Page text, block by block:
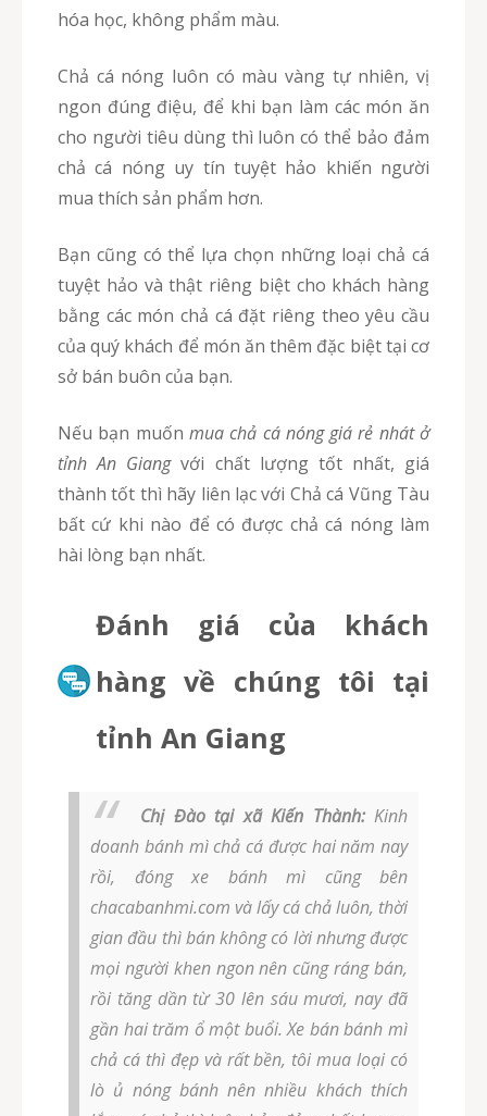
hóa học, không phẩm màu.
Chả cá nóng luôn có màu vàng tự nhiên, vị
ngon đúng điệu, để khi bạn làm các món ăn
cho người tiêu dùng thì luôn có thể bảo đảm
chả cá nóng uy tín tuyệt hảo khiến người
mua thích sản phẩm hơn.
Bạn cũng có thể lựa chọn những loại chả cá
tuyệt hảo và thật riêng biệt cho khách hàng
bằng các món chả cá đặt riêng theo yêu cầu
của quý khách để món ăn thêm đặc biệt tại cơ
sở bán buôn của bạn.
Nếu bạn muốn mua chả cá nóng giá rẻ nhát ở
tỉnh An Giangvới chất lượng tốt nhất, giá
thành tốt thì hãy liên lạc với Chả cá Vũng Tàu
bất cứ khi nào để có được chả cá nóng làm
hài lòng bạn nhất.
Đánh giá của khách
hàng về chúng tôi tại
tỉnh An Giang
Chị Đào tại xã Kiến Thành:Kinh
doanh bánh mì chả cá được hai năm nay
rồi, đóng xe bánh mì cũng bên
chacabanhmi.com và lấy cá chả luôn, thời
gian đầu thì bán không có lời nhưng được
mọi người khen ngon nên cũng ráng bán,
rồi tăng dần từ 30 lên sáu mươi, nay đã
gần hai trăm ổ một buổi. Xe bán bánh mì
chả cá thì đẹp và rất bền, tôi mua loại có
lò ủ nóng bánh nên nhiều khách thích